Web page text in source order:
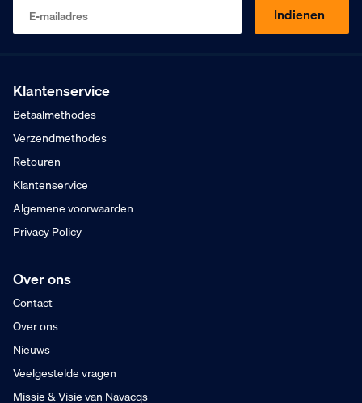
,5
Op basis van 453 beoordelingen
Kopen op rekening
Vanaf €75,- excl. BTW
Voor 16:00 besteld
Maandag in huis
E-mailadres Indienen
Klantenservice
Betaalmethodes
Verzendmethodes
Retouren
Klantenservice
Algemene voorwaarden
Privacy Policy
Over ons
Contact
Over ons
Nieuws
Veelgestelde vragen
Missie & Visie van Navacqs